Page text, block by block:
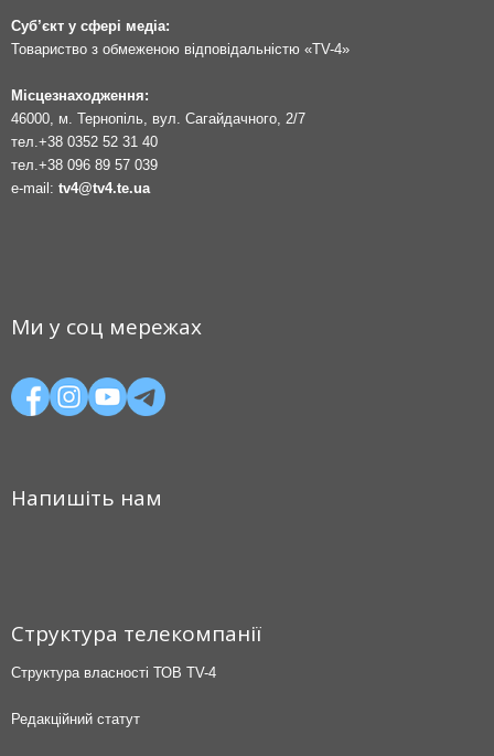
Суб’єкт у сфері медіа:
Товариство з обмеженою відповідальністю «TV-4»
Місцезнаходження:
46000, м. Тернопіль, вул. Сагайдачного, 2/7
тел. +38 0352 52 31 40
тел. +38 096 89 57 039
e-mail: tv4@tv4.te.ua
Ми у соц мережах
Напишіть нам
Структура телекомпанії
Структура власності ТОВ TV-4
Редакційний статут